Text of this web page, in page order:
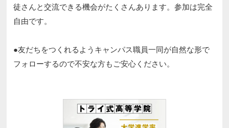
徒さんと交流できる機会がたくさんあります。参加は完全
自由です。​​
●友だちをつくれるようキャンパス職員一同が自然な形で
フォローするので不安な方もご安心ください。 ​